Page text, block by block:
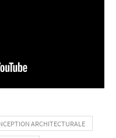
ARCHITECTURALE